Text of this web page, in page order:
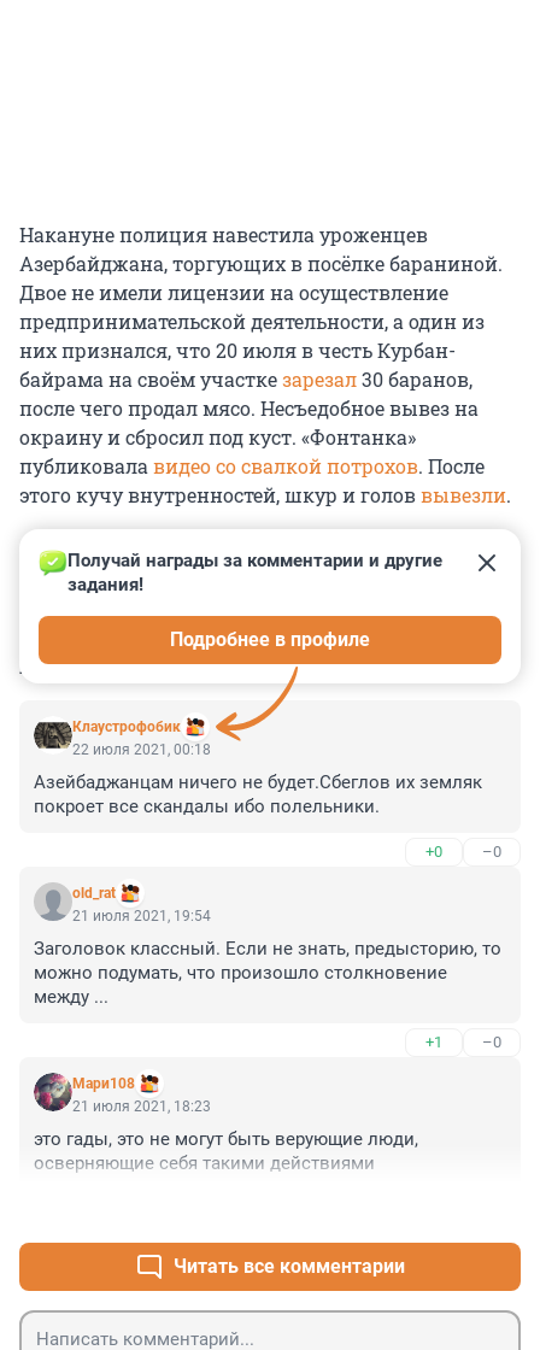
Накануне полиция навестила уроженцев
Азербайджана, торгующих в посёлке бараниной.
Двое не имели лицензии на осуществление
предпринимательской деятельности, а один из
них признался, что 20 июля в честь Курбан-
байрама на своём участкезарезал30 баранов,
после чего продал мясо. Несъедобное вывез на
окраину и сбросил под куст. «Фонтанка»
публиковала видео со свалкой потрохов. После
этого кучу внутренностей, шкур и головвывезли.
КОММЕНТАРИИ 17
Клаустрофобик
Получай награды за комментарии и другие
задания!
Подробнее в профиле
22 июля 2021, 00:18
Азейбаджанцам ничего не будет.Сбеглов их земляк
покроет все скандалы ибо полельники.
+0 –0
old_rat
21 июля 2021, 19:54
Заголовок классный. Если не знать, предысторию, то
можно подумать, что произошло столкновение
между ...
+1 –0
Мари108
21 июля 2021, 18:23
это гады, это не могут быть верующие люди,
осверняющие себя такими действиями
Читать все комментарии